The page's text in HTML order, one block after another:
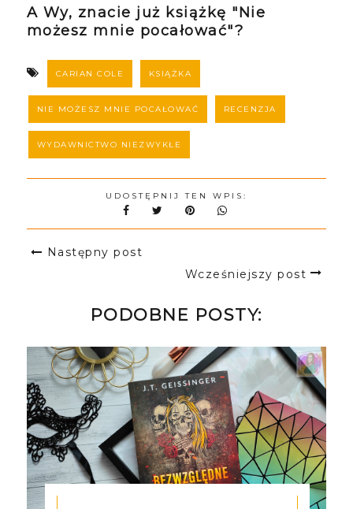
A Wy, znacie już książkę "Nie
możesz mnie pocałować"?
CARIAN COLE KSIĄŻKA
NIE MOŻESZ MNIE POCAŁOWAĆ RECENZJA
WYDAWNICTWO NIEZWYKŁE
UDOSTĘPNIJ TEN WPIS:
Następny post
Wcześniejszy post
PODOBNE POSTY: